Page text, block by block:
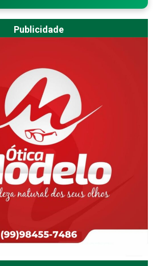
Publicidade